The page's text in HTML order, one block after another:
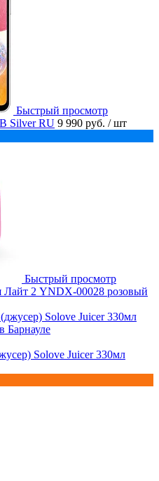
Быстрый просмотр
Silver RU 9 990 руб. / шт
Быстрый просмотр
Лайт 2 YNDX-00028 розовый
Solove Juicer 330мл